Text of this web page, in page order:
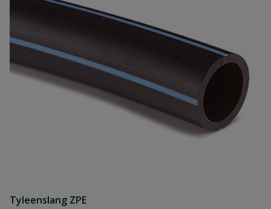
Tyleenslang ZPE